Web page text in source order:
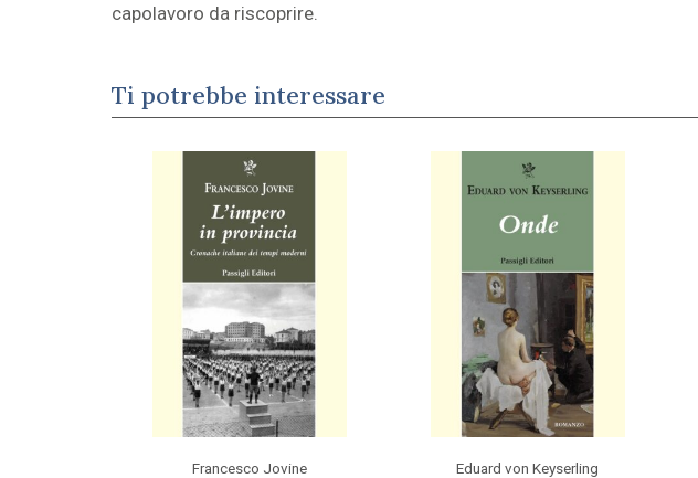
capolavoro da riscoprire.
Ti potrebbe interessare
Francesco Jovine Eduard von Keyserling